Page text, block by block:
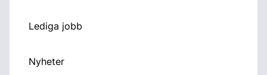
Lediga jobb
Nyheter